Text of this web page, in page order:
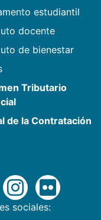
estudiantil
docente
de bienestar
Tributario
de la Contratación
sociales: